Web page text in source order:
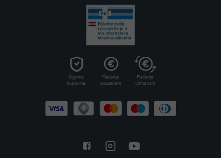
Sigurna
kupovina
Plaćanje
pouzećem
Plaćanje
virmanom